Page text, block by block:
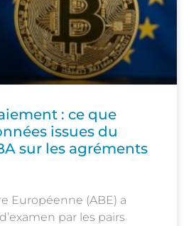
: ce que
issues du
sur les agréments
Européenne (ABE) a
par les pairs